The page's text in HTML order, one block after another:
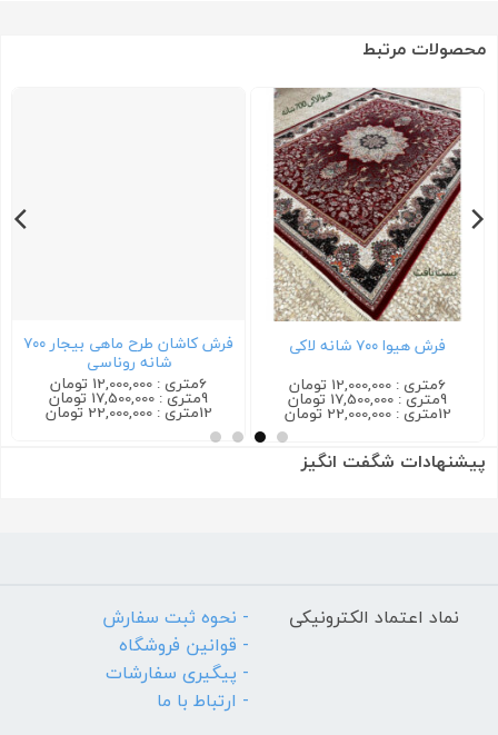
محصولات مرتبط
فرش هیوا ۷۰۰ شانه لاکی
6متری : 12,000,000 تومان
9متری : 17,500,000 تومان
12متری : 22,000,000 تومان
فرش کاشان طرح ماهی بیجار ۷۰۰
شانه روناسی
6متری : 12,000,000 تومان
9متری : 17,500,000 تومان
12متری : 22,000,000 تومان
پیشنهادات شگفت انگیز
نماد اعتماد الکترونیکی
- نحوه ثبت سفارش
- قوانین فروشگاه
- پیگیری سفارشات
- ارتباط با ما